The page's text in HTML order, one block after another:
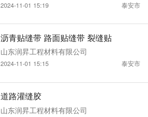
2024-11-01 15:19 泰安市
沥青贴缝带 路面贴缝带 裂缝贴
山东润昇工程材料有限公司
2024-11-01 15:15 泰安市
道路灌缝胶
山东润昇工程材料有限公司